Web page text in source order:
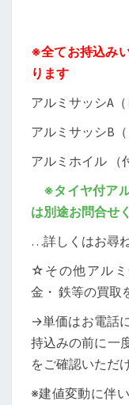
※全てお持込み
ります
アルミサッシA
アルミサッシB
アルミホイル
※タイヤ付ア
は別途お問合せ
…詳しくはお尋
☆その他アルミ
金・ 鉄等の買取
→単価はお電話
持込みの前に一
をご確認いただ
※建値変動に伴